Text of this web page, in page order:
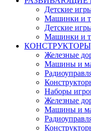
Детские
Машинки и
Детские
Машинки и
КОНСТРУКТОРЫ,
Железные
Машины и
Наборы
Железные
Машины и